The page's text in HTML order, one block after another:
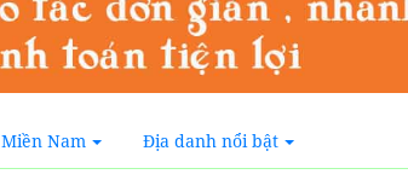
Miền Nam Địa danh nổi bật